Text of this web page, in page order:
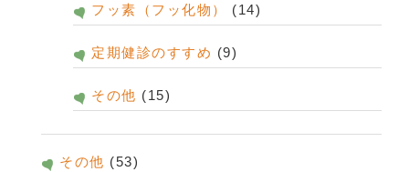
フッ素（フッ化物） (14)
定期健診のすすめ (9)
その他 (15)
その他 (53)